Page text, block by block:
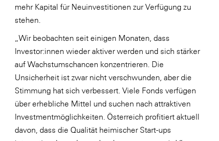
mehr Kapital für Neuinvestitionen zur Verfügung zu
stehen.
„Wir beobachten seit einigen Monaten, dass
Investor:innen wieder aktiver werden und sich stärker
auf Wachstumschancen konzentrieren. Die
Unsicherheit ist zwar nicht verschwunden, aber die
Stimmung hat sich verbessert. Viele Fonds verfügen
über erhebliche Mittel und suchen nach attraktiven
Investmentmöglichkeiten. Österreich profitiert aktuell
davon, dass die Qualität heimischer Start-ups